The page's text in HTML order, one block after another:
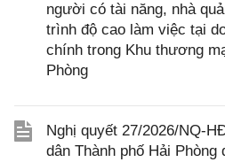
người có tài năng, nhà
trình độ cao làm việc tại
chính trong Khu thương
Phòng
Nghị quyết 27/2026/NQ-
dân Thành phố Hải